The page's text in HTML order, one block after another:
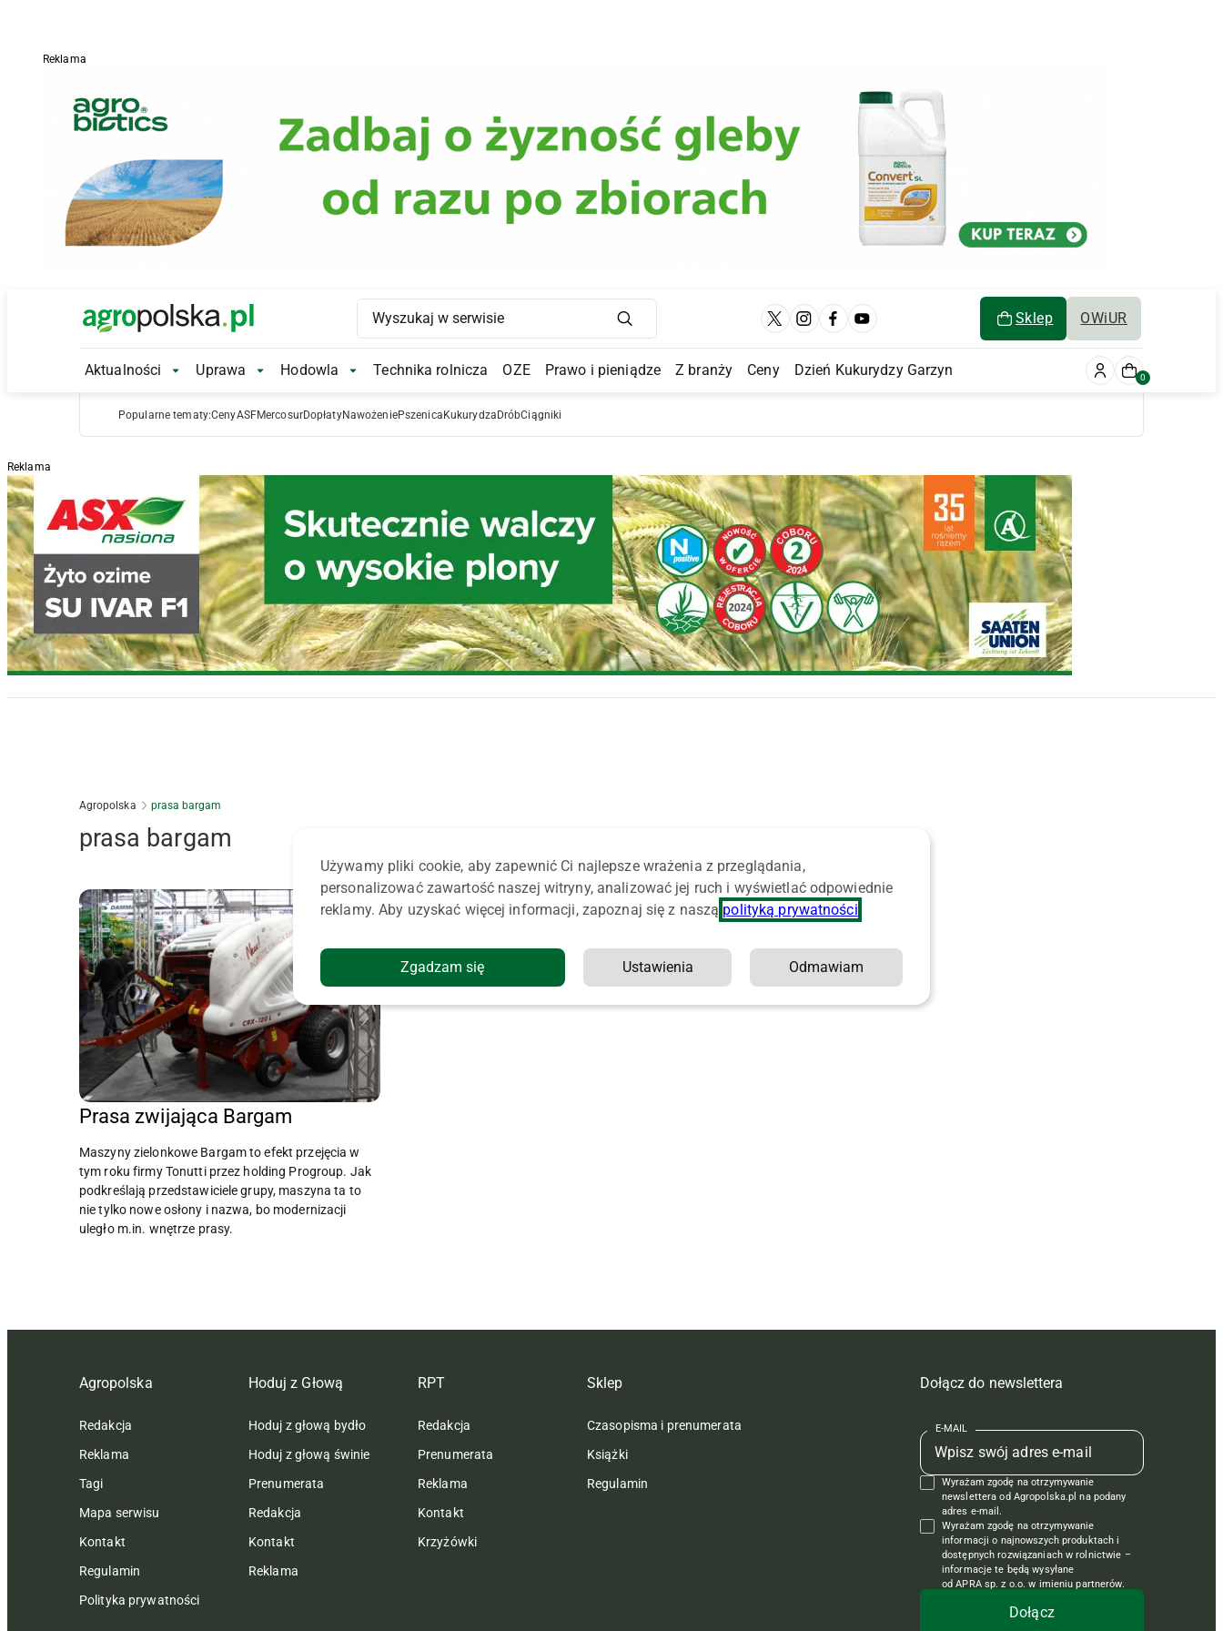
Reklama
Main Logo Sklep OWiUR
Main Navigation
Aktualności Aktualności Submenu
Uprawa Uprawa Submenu
Hodowla Hodowla Submenu
Technika rolnicza OZE Prawo i pieniądze Z branży Ceny Dzień Kukurydzy Garzyn 0
Popularne tematy:CenyASFMercosurDopłatyNawożeniePszenica Kukurydza DróbCiągniki
Reklama
Agropolska prasa bargam
prasa bargam
Prasa zwijająca Bargam
Maszyny zielonkowe Bargam to efekt przejęcia w
tym roku firmy Tonutti przez holding Progroup. Jak
podkreślają przedstawiciele grupy, maszyna ta to
nie tylko nowe osłony i nazwa, bo modernizacji
uległo m.in. wnętrze prasy.
Agropolska
Redakcja
Reklama
Tagi
Mapa serwisu
Kontakt
Regulamin
Polityka prywatności
Hoduj z Głową
Hoduj z głową bydło
Hoduj z głową świnie
Prenumerata
Redakcja
Kontakt
Reklama
RPT
Redakcja
Prenumerata
Reklama
Kontakt
Krzyżówki
Sklep
Czasopisma i prenumerata
Książki
Regulamin
Dołącz do newslettera
E-MAIL
Wyrażam zgodę na otrzymywanie
newslettera od Agropolska.pl na podany
adres e-mail.
Wyrażam zgodę na otrzymywanie
informacji o najnowszych produktach i
dostępnych rozwiązaniach w rolnictwie –
informacje te będą wysyłane
od APRA sp. z o.o. w imieniu partnerów.
Używamy pliki cookie, aby zapewnić Ci najlepsze wrażenia z przeglądania,
personalizować zawartość naszej witryny, analizować jej ruch i wyświetlać odpowiednie
reklamy. Aby uzyskać więcej informacji, zapoznaj się z naszą polityką prywatności
Zgadzam się Ustawienia Odmawiam